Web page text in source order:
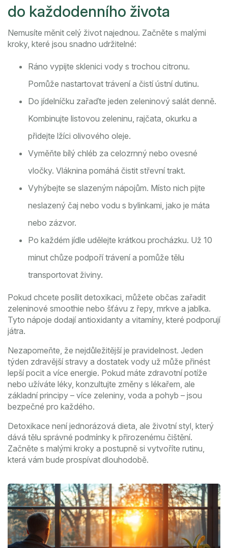
do každodenního života
Nemusíte měnit celý život najednou. Začněte s malými
kroky, které jsou snadno udržitelné:
Ráno vypijte sklenici vody s trochou citronu.
Pomůže nastartovat trávení a čistí ústní dutinu.
Do jídelníčku zařaďte jeden zeleninový salát denně.
Kombinujte listovou zeleninu, rajčata, okurku a
přidejte lžíci olivového oleje.
Vyměňte bílý chléb za celozrnný nebo ovesné
vločky. Vláknina pomáhá čistit střevní trakt.
Vyhýbejte se slazeným nápojům. Místo nich pijte
neslazený čaj nebo vodu s bylinkami, jako je máta
nebo zázvor.
Po každém jídle udělejte krátkou procházku. Už 10
minut chůze podpoří trávení a pomůže tělu
transportovat živiny.
Pokud chcete posílit detoxikaci, můžete občas zařadit
zeleninové smoothie nebo šťávu z řepy, mrkve a jablka.
Tyto nápoje dodají antioxidanty a vitamíny, které podporují
játra.
Nezapomeňte, že nejdůležitější je pravidelnost. Jeden
týden zdravější stravy a dostatek vody už může přinést
lepší pocit a více energie. Pokud máte zdravotní potíže
nebo užíváte léky, konzultujte změny s lékařem, ale
základní principy – více zeleniny, voda a pohyb – jsou
bezpečné pro každého.
Detoxikace není jednorázová dieta, ale životní styl, který
dává tělu správné podmínky k přirozenému čištění.
Začněte s malými kroky a postupně si vytvoříte rutinu,
která vám bude prospívat dlouhodobě.